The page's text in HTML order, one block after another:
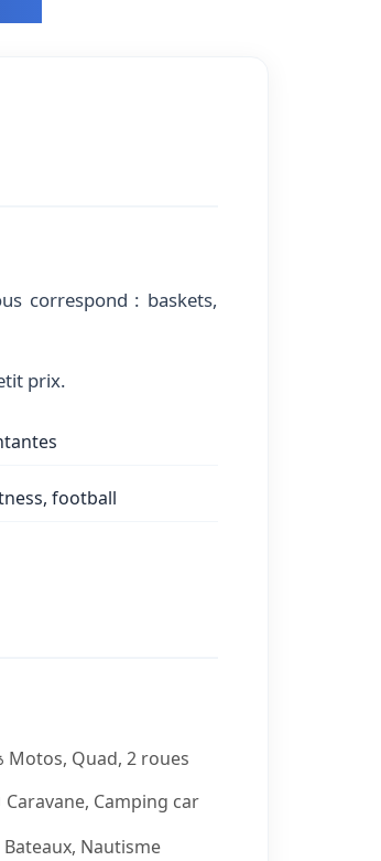
correspond : baskets,
prix.
football
Quad, 2 roues
Caravane, Camping car
Bateaux, Nautisme